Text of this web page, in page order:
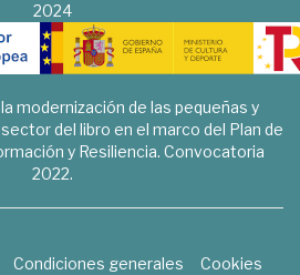
2024
modernización de las pequeñas y
del libro en el marco del Plan de
y Resiliencia. Convocatoria
2022.
Condiciones generales
Cookies